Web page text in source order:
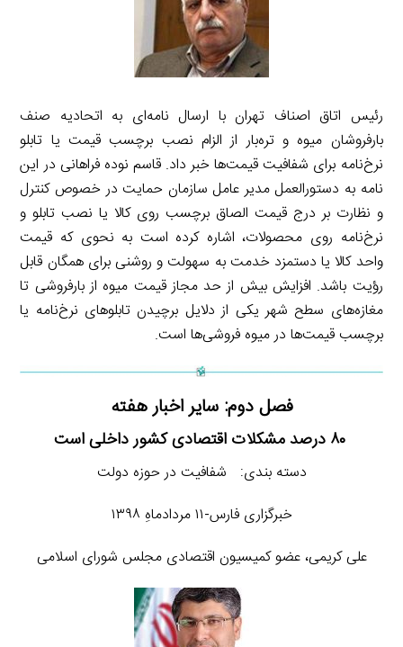
رئیس اتاق اصناف تهران با ارسال نامه‌ای به اتحادیه صنف
بارفروشان میوه و تره‌بار از الزام نصب برچسب قیمت یا تابلو
نرخ‌نامه برای شفافیت قیمت‌ها خبر داد. قاسم نوده فراهانی در این
نامه به دستورالعمل مدیر عامل سازمان حمایت در خصوص کنترل
و نظارت بر درج قیمت الصاق برچسب روی کالا یا نصب تابلو و
نرخ‌نامه روی محصولات، اشاره کرده است به نحوی که قیمت
واحد کالا یا دستمزد خدمت به سهولت و روشنی برای همگان قابل
رؤیت باشد. افزایش بیش از حد مجاز قیمت میوه از بارفروشی تا
مغازه‌های سطح شهر یکی از دلایل برچیدن تابلوهای نرخ‌نامه یا
برچسب قیمت‌ها در میوه فروشی‌ها است.
فصل دوم: سایر اخبار هفته
۸۰ درصد مشکلات اقتصادی کشور داخلی است
دسته بندی: شفافیت در حوزه دولت
خبرگزاری فارس-۱۱ مردادماهِ ۱۳۹۸
علی کریمی، عضو کمیسیون اقتصادی مجلس شورای اسلامی